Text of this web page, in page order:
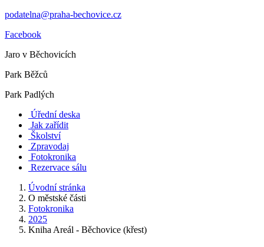
podatelna@praha-bechovice.cz
Facebook
Jaro v Běchovicích
Park Běžců
Park Padlých
Úřední deska
Jak zařídit
Školství
Zpravodaj
Fotokronika
Rezervace sálu
Úvodní stránka
O městské části
Fotokronika
2025
Kniha Areál - Běchovice (křest)